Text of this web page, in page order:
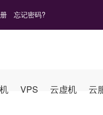
忘记密码?
VPS 云虚机 云